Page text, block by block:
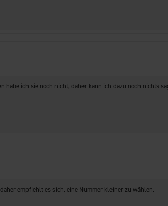
ich sie noch nicht, daher kann ich dazu noch nichts
empfiehlt es sich, eine Nummer kleiner zu wählen.